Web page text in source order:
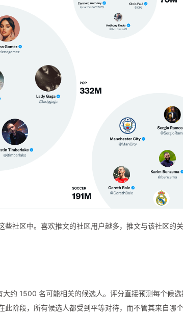
社区中。喜欢推文的社区用户越多，推文与该社区的
约 1500 名可能相关的候选人。评分直接预测每个候选
阶段，所有候选人都受到平等对待，而不管其来自哪